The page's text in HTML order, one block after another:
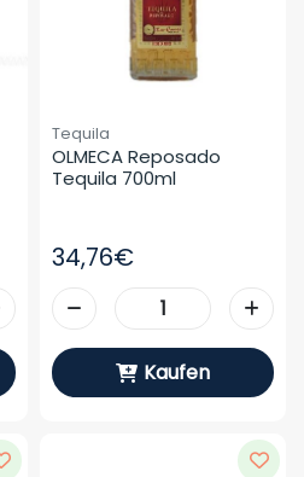
Tequila
OLMECA Reposado
Tequila 700ml
34,76€
Kaufen